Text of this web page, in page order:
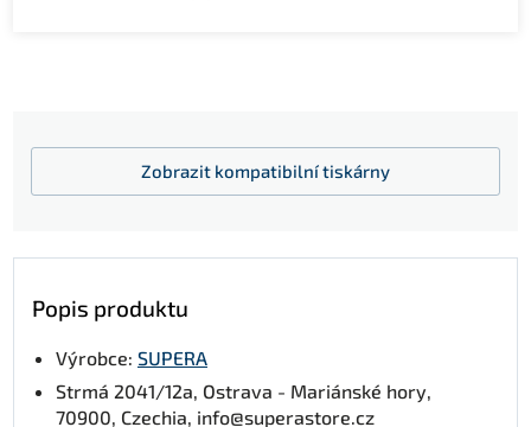
Zobrazit kompatibilní tiskárny
Popis produktu
Výrobce: SUPERA
Strmá 2041/12a, Ostrava - Mariánské hory,
70900, Czechia, info@superastore.cz